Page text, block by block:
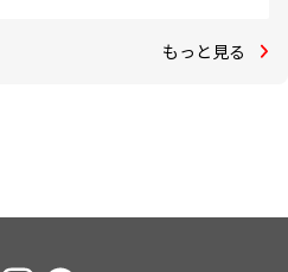
もっと見る